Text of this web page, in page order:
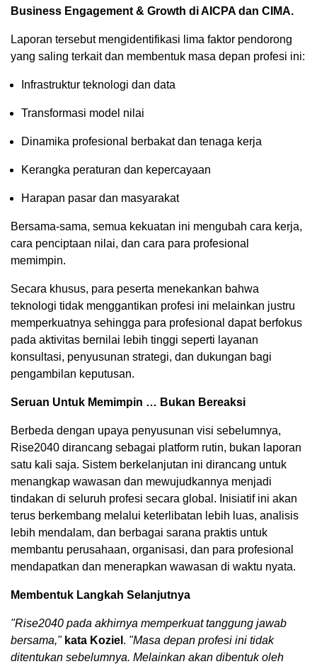
Business Engagement & Growth di AICPA dan CIMA.
Laporan tersebut mengidentifikasi lima faktor pendorong
yang saling terkait dan membentuk masa depan profesi ini:
Infrastruktur teknologi dan data
Transformasi model nilai
Dinamika profesional berbakat dan tenaga kerja
Kerangka peraturan dan kepercayaan
Harapan pasar dan masyarakat
Bersama-sama, semua kekuatan ini mengubah cara kerja,
cara penciptaan nilai, dan cara para profesional
memimpin.
Secara khusus, para peserta menekankan bahwa
teknologi tidak menggantikan profesi ini melainkan justru
memperkuatnya sehingga para profesional dapat berfokus
pada aktivitas bernilai lebih tinggi seperti layanan
konsultasi, penyusunan strategi, dan dukungan bagi
pengambilan keputusan.
Seruan Untuk Memimpin … Bukan Bereaksi
Berbeda dengan upaya penyusunan visi sebelumnya,
Rise2040 dirancang sebagai platform rutin, bukan laporan
satu kali saja. Sistem berkelanjutan ini dirancang untuk
menangkap wawasan dan mewujudkannya menjadi
tindakan di seluruh profesi secara global. Inisiatif ini akan
terus berkembang melalui keterlibatan lebih luas, analisis
lebih mendalam, dan berbagai sarana praktis untuk
membantu perusahaan, organisasi, dan para profesional
mendapatkan dan menerapkan wawasan di waktu nyata.
Membentuk Langkah Selanjutnya
"Rise2040 pada akhirnya memperkuat tanggung jawab
bersama," kata Koziel . "Masa depan profesi ini tidak
ditentukan sebelumnya. Melainkan akan dibentuk oleh